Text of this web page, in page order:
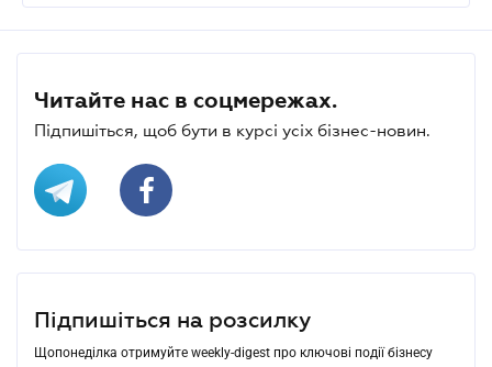
Читайте нас в соцмережах.
Підпишіться, щоб бути в курсі усіх бізнес-новин.
Підпишіться на розсилку
Щопонеділка отримуйте weekly-digest про ключові події бізнесу